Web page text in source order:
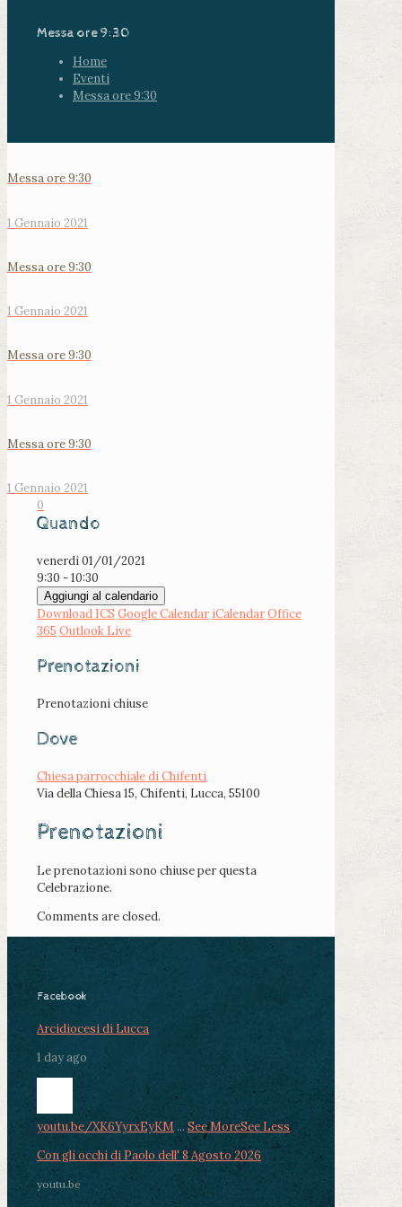
Messa ore 9:30
Home
Eventi
Messa ore 9:30
Messa ore 9:30
1 Gennaio 2021
Messa ore 9:30
1 Gennaio 2021
Messa ore 9:30
1 Gennaio 2021
Messa ore 9:30
1 Gennaio 2021
0
Quando
venerdì 01/01/2021
9:30 - 10:30
Aggiungi al calendario
Download ICS Google Calendar iCalendarOffice
365 Outlook Live
Prenotazioni
Prenotazioni chiuse
Dove
Chiesa parrocchiale di Chifenti
Via della Chiesa 15, Chifenti, Lucca, 55100
Prenotazioni
Le prenotazioni sono chiuse per questa
Celebrazione.
Comments are closed.
Facebook
Arcidiocesi di Lucca
1 day ago
youtu.be/XK6YyrxEyKM ... See MoreSee Less
Con gli occhi di Paolo dell' 8 Agosto 2026
youtu.be